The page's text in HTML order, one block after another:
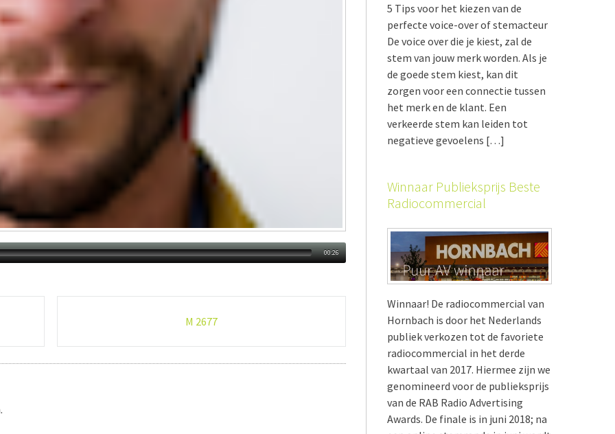
00:26
M 2677
5 Tips voor het kiezen van de
perfecte voice-over of stemacteur
De voice over die je kiest, zal de
stem van jouw merk worden. Als je
de goede stem kiest, kan dit
zorgen voor een connectie tussen
het merk en de klant. Een
verkeerde stem kan leiden tot
negatieve gevoelens […]
Winnaar Publieksprijs Beste
Radiocommercial
Winnaar! De radiocommercial van
Hornbach is door het Nederlands
publiek verkozen tot de favoriete
radiocommercial in het derde
kwartaal van 2017. Hiermee zijn we
genomineerd voor de publieksprijs
van de RAB Radio Advertising
Awards. De finale is in juni 2018; na